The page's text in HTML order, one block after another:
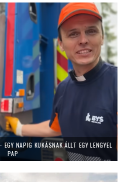
NAPIG KUKÁSNAK ÁLLT EGY LENGYEL
PAP